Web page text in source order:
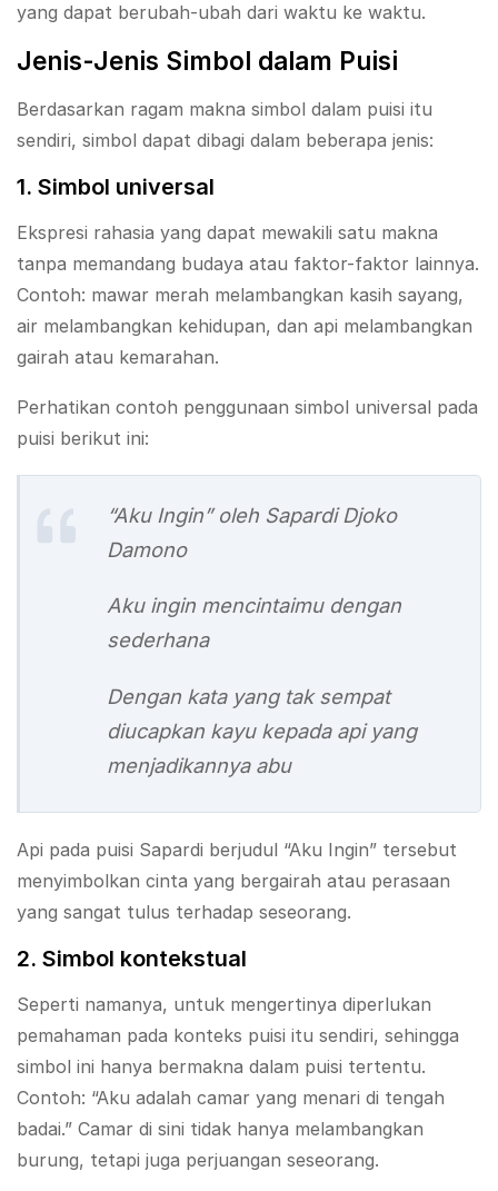
yang dapat berubah-ubah dari waktu ke waktu.
Jenis-Jenis Simbol dalam Puisi
Berdasarkan ragam makna simbol dalam puisi itu
sendiri, simbol dapat dibagi dalam beberapa jenis:
1. Simbol universal
Ekspresi rahasia yang dapat mewakili satu makna
tanpa memandang budaya atau faktor-faktor lainnya.
Contoh: mawar merah melambangkan kasih sayang,
air melambangkan kehidupan, dan api melambangkan
gairah atau kemarahan.
Perhatikan contoh penggunaan simbol universal pada
puisi berikut ini:
“Aku Ingin” oleh Sapardi Djoko
Damono
Aku ingin mencintaimu dengan
sederhana
Dengan kata yang tak sempat
diucapkan kayu kepada api yang
menjadikannya abu
Api pada puisi Sapardi berjudul “Aku Ingin” tersebut
menyimbolkan cinta yang bergairah atau perasaan
yang sangat tulus terhadap seseorang.
2. Simbol kontekstual
Seperti namanya, untuk mengertinya diperlukan
pemahaman pada konteks puisi itu sendiri, sehingga
simbol ini hanya bermakna dalam puisi tertentu.
Contoh: “Aku adalah camar yang menari di tengah
badai.” Camar di sini tidak hanya melambangkan
burung, tetapi juga perjuangan seseorang.